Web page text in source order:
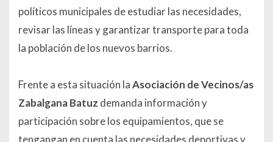
políticos municipales de estudiar las necesidades,
revisar las líneas y garantizar transporte para toda
la población de los nuevos barrios.
Frente a esta situación laAsociación de Vecinos/as
Zabalgana Batuz demanda información y
participación sobre los equipamientos, que se
tengangan en cuenta las necesidades deportivas y